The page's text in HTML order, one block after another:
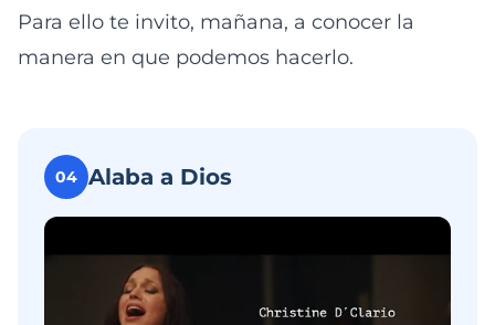
Para ello te invito, mañana, a conocer la
manera en que podemos hacerlo.
04 Alaba a Dios